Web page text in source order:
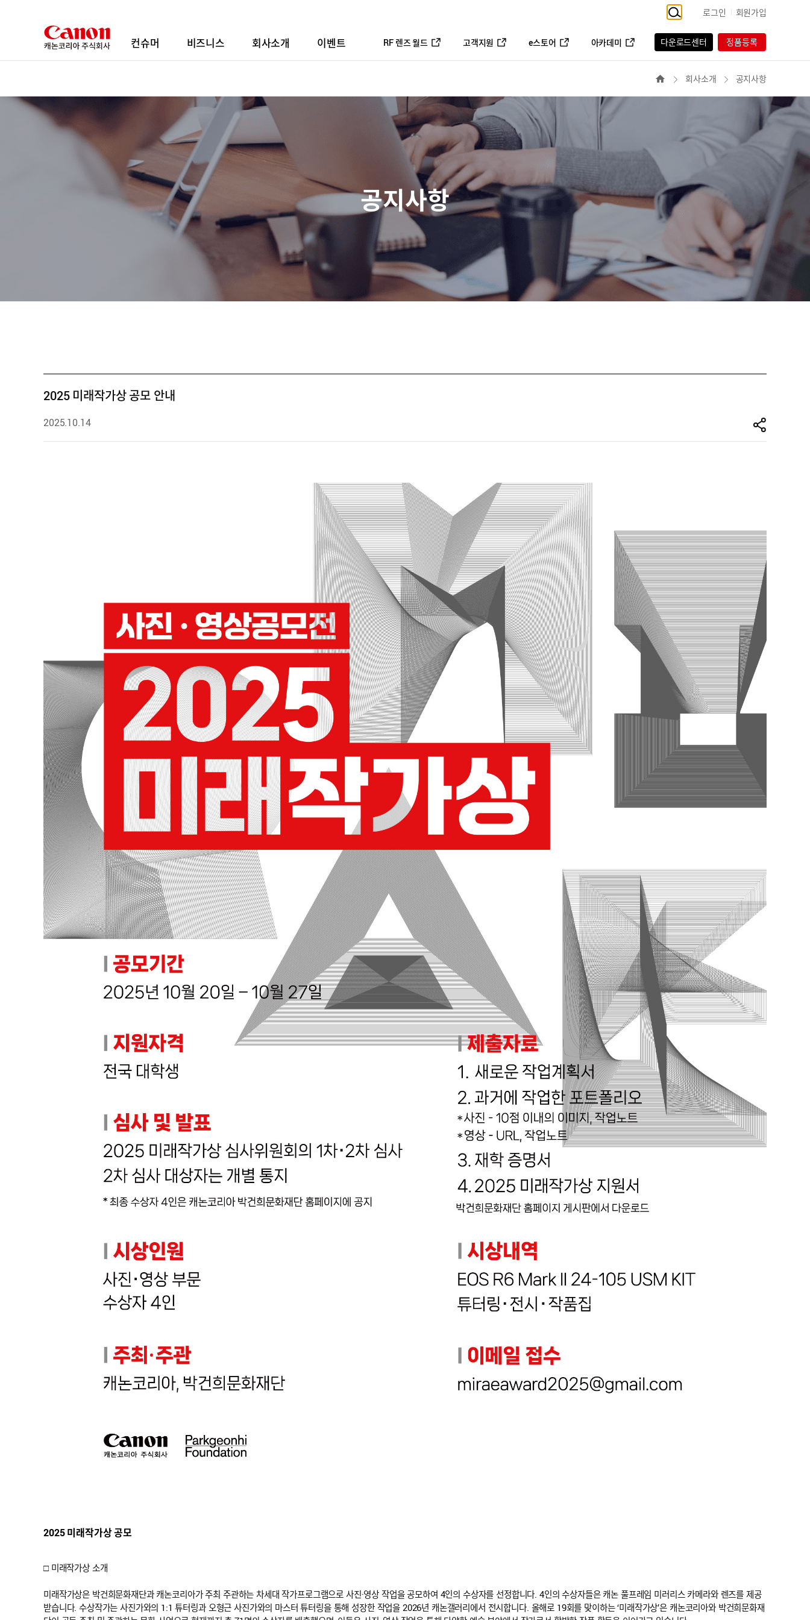
로그인 회원가입
컨슈머 비즈니스 회사소개 이벤트 RF 렌즈 월드 고객지원 e스토어 아카데미 다운로드센터 정품등록
회사소개 공지사항
공지사항
2025 미래작가상 공모 안내
2025.10.14
2025 미래작가상 공모
□ 미래작가상 소개
미래작가상은 박건희문화재단과 캐논코리아가 주최 주관하는 차세대 작가프로그램으로 사진·영상 작업을 공모하여 4인의 수상자를 선정합니다. 4인의 수상자들은 캐논 풀프레임 미러리스 카메라와 렌즈를 제공
받습니다. 수상작가는 사진가와의 1:1 튜터링과 오형근 사진가와의 마스터 튜터링을 통해 성장한 작업을 2026년 캐논갤러리에서 전시합니다. 올해로 19회를 맞이하는 ‘미래작가상’은 캐논코리아와 박건희문화재